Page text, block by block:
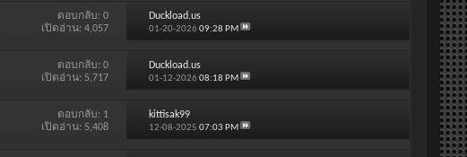
ตอบกลับ:0
เปิดอ่าน: 4,057
Duckload.us
01-20-2026 09:28 PM
ตอบกลับ:0
เปิดอ่าน: 5,717
Duckload.us
01-12-2026 08:18 PM
ตอบกลับ: 1
เปิดอ่าน: 5,408
kittisak99
12-08-2025 07:03 PM